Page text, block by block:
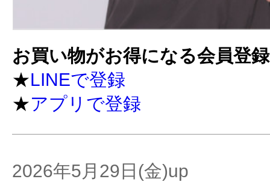
お買い物がお得になる会員登
★LINEで登録
★アプリで登録
2026年5月29日(金)up